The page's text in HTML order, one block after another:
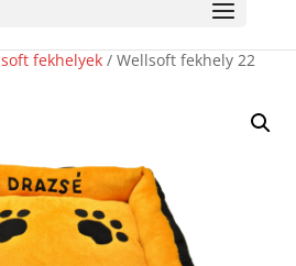
fekhelyek / Wellsoft fekhely 22